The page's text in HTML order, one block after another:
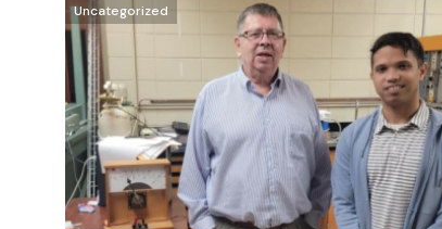
Uncategorized